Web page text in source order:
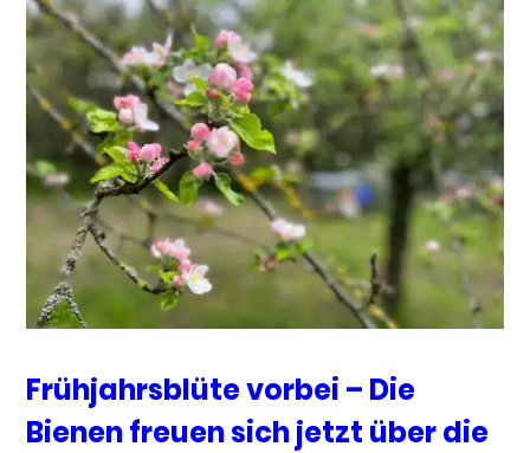
Frühjahrsblüte vorbei – Die
Bienen freuen sich jetzt über die